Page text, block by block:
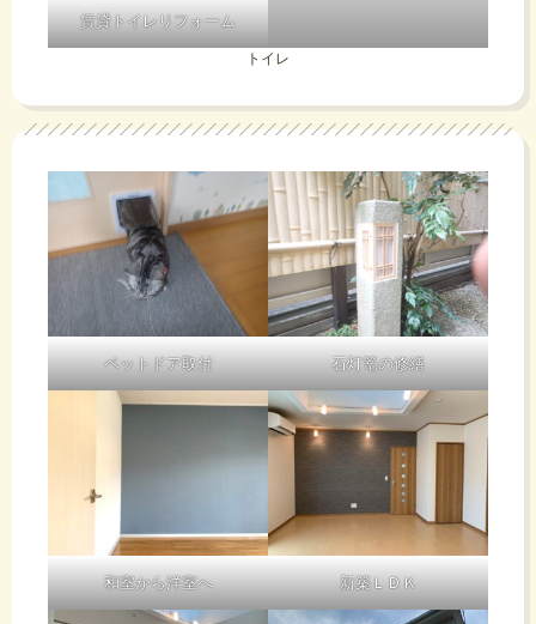
賃貸トイレリフォーム
トイレ
ペットドア取付 石灯篭の修繕
和室から洋室へ 新築ＬＤＫ